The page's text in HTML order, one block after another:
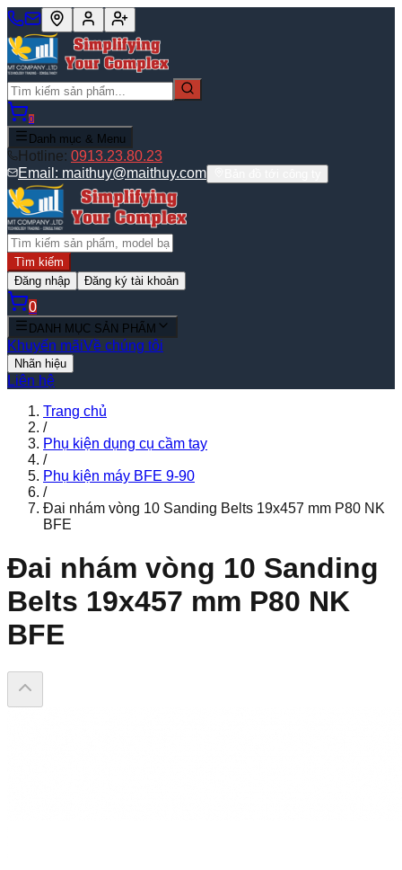
0
Danh mục & Menu
Hotline: 0913.23.80.23
Email: maithuy@maithuy.com
Tìm kiếm
Đăng nhập
Đăng ký tài khoản
0
DANH MỤC SẢN PHẨM
Khuyến mãiVề chúng tôi
Nhãn hiệu
Liên hệ
Trang chủ
/
Phụ kiện dụng cụ cầm tay
/
Phụ kiện máy BFE 9-90
/
Đai nhám vòng 10 Sanding Belts 19x457 mm P80 NK
BFE
Đai nhám vòng 10 Sanding
Belts 19x457 mm P80 NK
BFE